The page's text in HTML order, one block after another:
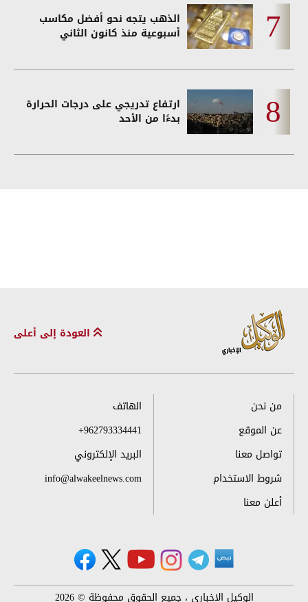
الذهب يتجه نحو أفضل مكاسب
أسبوعية منذ كانون الثاني
ارتفاع تدريجي على درجات الحرارة
بدءًا من الأحد
العودة إلى أعلى
من نحن
عن الموقع
تواصل معنا
شروط الاستخدام
أعلن معنا
الهاتف
+962793334441
البريد الإلكتروني
info@alwakeelnews.com
الوكيل الإخباري ، جميع الحقوق محفوظة © 2026